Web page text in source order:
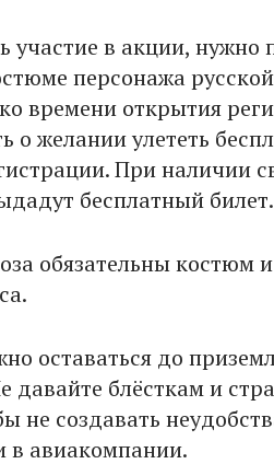
участие в акции, нужно
персонажа
времени открытия
о желании улететь
При наличии
бесплатный билет.
обязательны костюм
оставаться до
давайте блёсткам и
не создавать
в авиакомпании.